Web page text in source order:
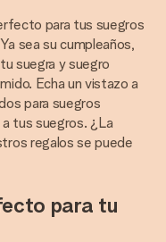
para tus suegros
sea su cumpleaños,
suegra y suegro
Echa un vistazo a
para suegros
tus suegros. ¿La
regalos se puede
para tu